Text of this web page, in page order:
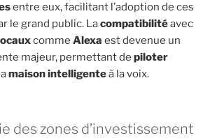
entre eux, facilitant l’adoption de ces
le grand public. Lacompatibilitéavec
comme Alexa est devenue un
majeur, permettant de piloter
maison intelligenteà la voix.
des zones d’investissement